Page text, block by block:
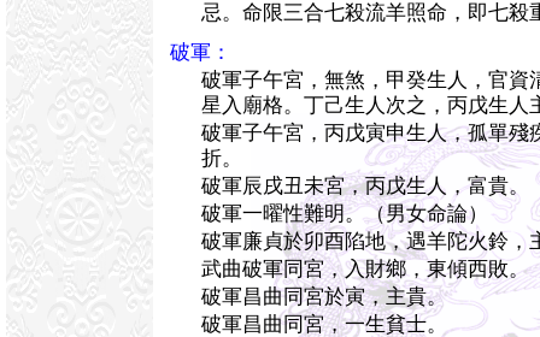
忌。命限三合七殺流羊照命，即七殺
破軍：
破軍子午宮，無煞，甲癸生人，官資
星入廟格。丁己生人次之，丙戊生人
破軍子午宮，丙戊寅申生人，孤單殘
折。
破軍辰戌丑未宮，丙戊生人，富貴。
破軍一曜性難明。（男女命論）
破軍廉貞於卯酉陷地，遇羊陀火鈴，
武曲破軍同宮，入財鄉，東傾西敗。
破軍昌曲同宮於寅，主貴。
破軍昌曲同宮，一生貧士。